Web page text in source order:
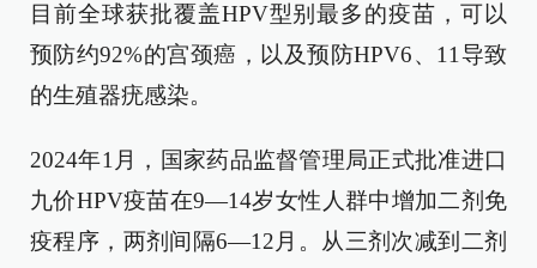
目前全球获批覆盖HPV型别最多的疫苗，可以
预防约92%的宫颈癌，以及预防HPV6、11导致
的生殖器疣感染。
2024年1月，国家药品监督管理局正式批准进口
九价HPV疫苗在9—14岁女性人群中增加二剂免
疫程序，两剂间隔6—12月。从三剂次减到二剂